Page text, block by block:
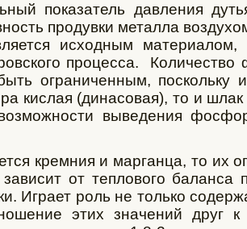
показатель давления
продувки металла
исходным
процесса.
ограниченным, поскольку
кислая (динасовая), то и
выведения
кремния и марганца, то их
зависит от теплового
Играет роль не только
этих значений друг